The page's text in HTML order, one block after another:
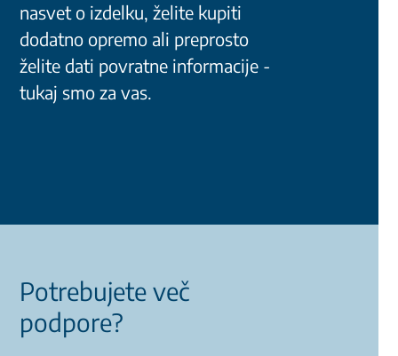
nasvet o izdelku, želite kupiti
dodatno opremo ali preprosto
želite dati povratne informacije -
tukaj smo za vas.
Potrebujete več
podpore?